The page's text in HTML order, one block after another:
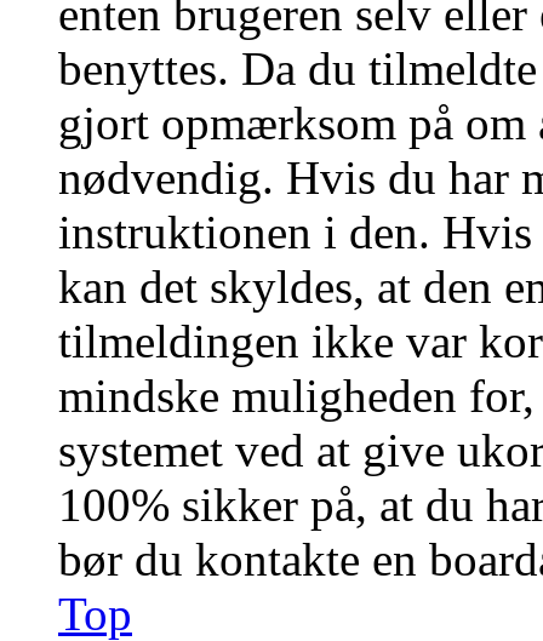
enten brugeren selv
benyttes. Da du
gjort opmærksom på
nødvendig. Hvis du har
instruktionen i den.
kan det skyldes, at den
tilmeldingen ikke var
mindske muligheden
systemet ved at give
100% sikker på, at du
bør du kontakte en
Top